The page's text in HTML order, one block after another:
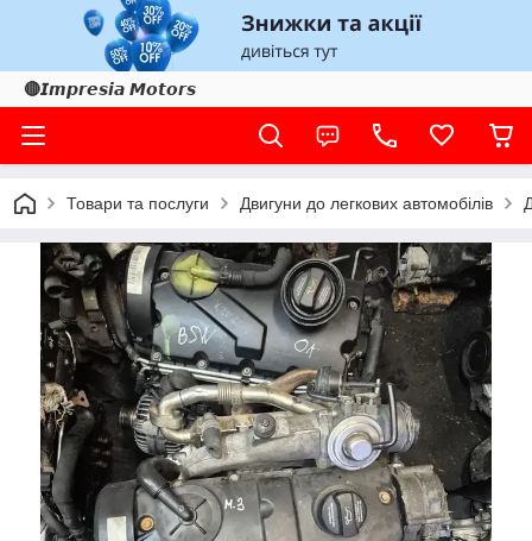
🔴𝙄𝙢𝙥𝙧𝙚𝙨𝙞𝙖 𝙈𝙤𝙩𝙤𝙧𝙨
Товари та послуги Двигуни до легкових автомобілів